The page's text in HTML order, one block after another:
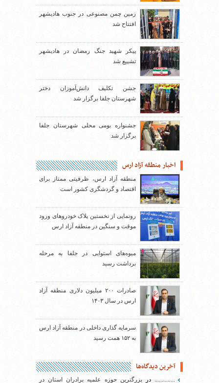
زمین چمن مصنوعی در جنوب هادیشهر
افتتاح شد
پیکر شهید جنگ رمضان در هادیشهر
تشییع شد
جشن تکلیف دانش‌آموزان دختر
شهرستان جلفا برگزار شد
جشنواره بومی محلی شهرستان جلفا
برگزار شد
اخبار منطقه آزاد ارس
منطقه آزاد ارس، ظرفیتی ممتاز برای
اقتصاد و گردشگری کشور است
رونمایی از نخستین پلاک خودروهای ورود
موقت و سنگین در منطقه آزاد ارس
میوه‌های استوایی در جلفا به مرحله
برداشت رسید
صادرات ۲۰۰ میلیون دلاری منطقه آزاد
ارس در سال ۱۴۰۳
سرمایه گذاری داخلی در منطقه آزاد ارس
به ۱۵۲ همت رسید
آخرین دیدگاه‌ها
..............دربزرگترین حوزه علمیه برادران استان در